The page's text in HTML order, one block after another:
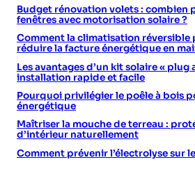
Budget rénovation volets : combien
fenêtres avec motorisation solaire ?
Comment la climatisation réversible
réduire la facture énergétique en
Les avantages d’un kit solaire «
installation rapide et facile
Pourquoi privilégier le poêle à bois
énergétique
Maîtriser la mouche de terreau :
d’intérieur naturellement
Comment prévenir l’électrolyse sur